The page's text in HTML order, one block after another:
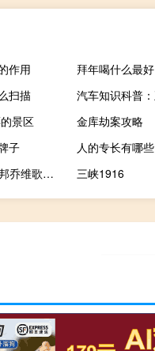
作用
拜年喝什么最好
扫描
景区
金库劫案攻略
子
人的专长有哪些
neversaygoodbye邦乔维歌词大意 neversaygoodbyemp3
三峡1916